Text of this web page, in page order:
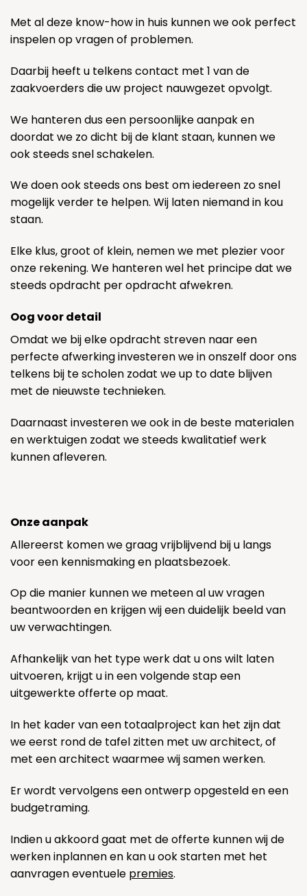
Met al deze know-how in huis kunnen we ook perfect
inspelen op vragen of problemen.
Daarbij heeft u telkens contact met 1 van de
zaakvoerders die uw project nauwgezet opvolgt.
We hanteren dus een persoonlijke aanpak en
doordat we zo dicht bij de klant staan, kunnen we
ook steeds snel schakelen.
We doen ook steeds ons best om iedereen zo snel
mogelijk verder te helpen. Wij laten niemand in kou
staan.
Elke klus, groot of klein, nemen we met plezier voor
onze rekening. We hanteren wel het principe dat we
steeds opdracht per opdracht afwekren.
Oog voor detail
Omdat we bij elke opdracht streven naar een
perfecte afwerking investeren we in onszelf door ons
telkens bij te scholen zodat we up to date blijven
met de nieuwste technieken.
Daarnaast investeren we ook in de beste materialen
en werktuigen zodat we steeds kwalitatief werk
kunnen afleveren.
Onze aanpak
Allereerst komen we graag vrijblijvend bij u langs
voor een kennismaking en plaatsbezoek.
Op die manier kunnen we meteen al uw vragen
beantwoorden en krijgen wij een duidelijk beeld van
uw verwachtingen.
Afhankelijk van het type werk dat u ons wilt laten
uitvoeren, krijgt u in een volgende stap een
uitgewerkte offerte op maat.
In het kader van een totaalproject kan het zijn dat
we eerst rond de tafel zitten met uw architect, of
met een architect waarmee wij samen werken.
Er wordt vervolgens een ontwerp opgesteld en een
budgetraming.
Indien u akkoord gaat met de offerte kunnen wij de
werken inplannen en kan u ook starten met het
aanvragen eventuele premies.